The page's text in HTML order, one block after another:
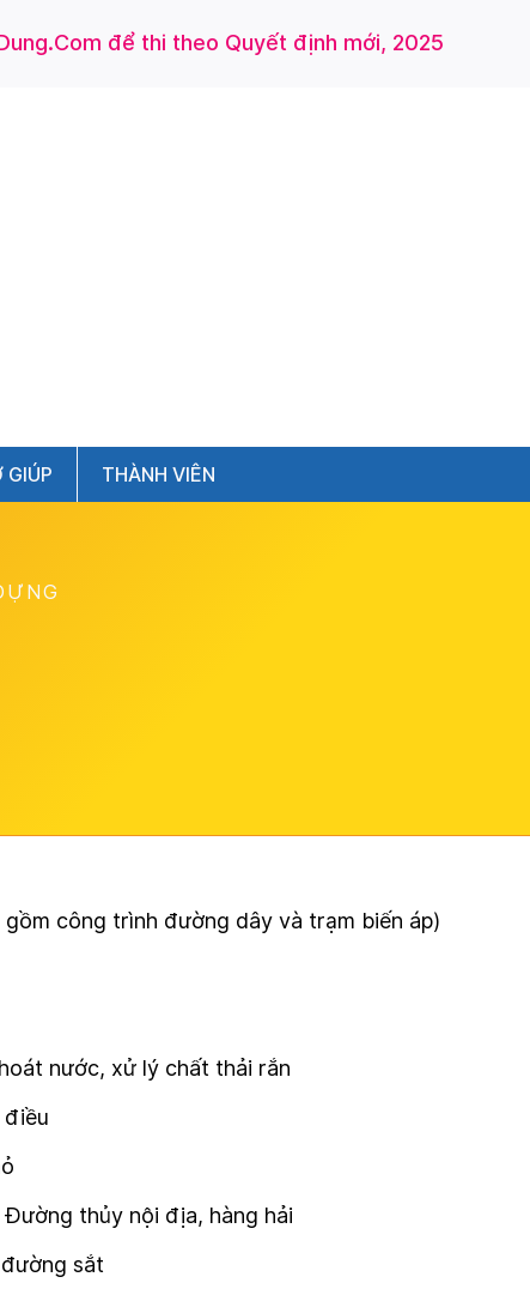
để thi theo Quyết định mới, 2025
GIÚP THÀNH VIÊN
công trình đường dây và trạm biến áp)
nước, xử lý chất thải rắn
điều
thủy nội địa, hàng hải
sắt